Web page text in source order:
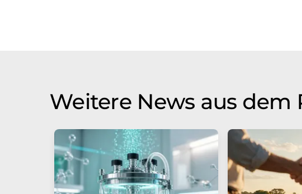
Weitere News aus dem